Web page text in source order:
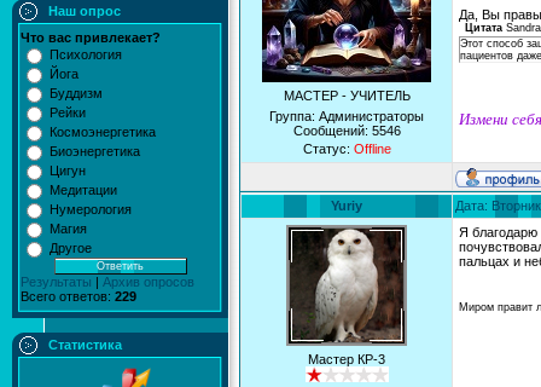
Наш опрос
Что вас привлекает?
Психология
Йога
Буддизм
Рейки
Космоэнергетика
Биоэнергетика
Цигун
Медитации
Нумерология
Магия
Другое
Результаты | Архив опросов
Всего ответов: 229
Статистика
МАСТЕР - УЧИТЕЛЬ
Группа: Администраторы
Сообщений: 5546
Статус: Offline
Да, Вы
Цитата Sandra
Этот способ
пациентов
Измени
Yuriy Дата:
Мастер КР-3
Я благодарю
пальцах и
Миром правит